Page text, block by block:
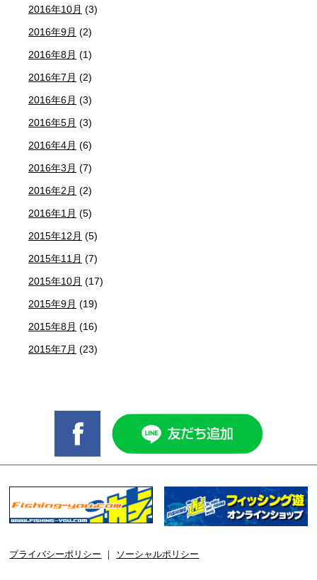
2016年10月 (3)
2016年9月 (2)
2016年8月 (1)
2016年7月 (2)
2016年6月 (3)
2016年5月 (3)
2016年4月 (6)
2016年3月 (7)
2016年2月 (2)
2016年1月 (5)
2015年12月 (5)
2015年11月 (7)
2015年10月 (17)
2015年9月 (19)
2015年8月 (16)
2015年7月 (23)
プライバシーポリシー ｜ ソーシャルポリシー